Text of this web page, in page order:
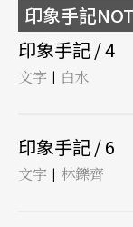
印象手記
印象手記 / 4
文字 | 白水
印象手記 / 6
文字 | 林鑠齊